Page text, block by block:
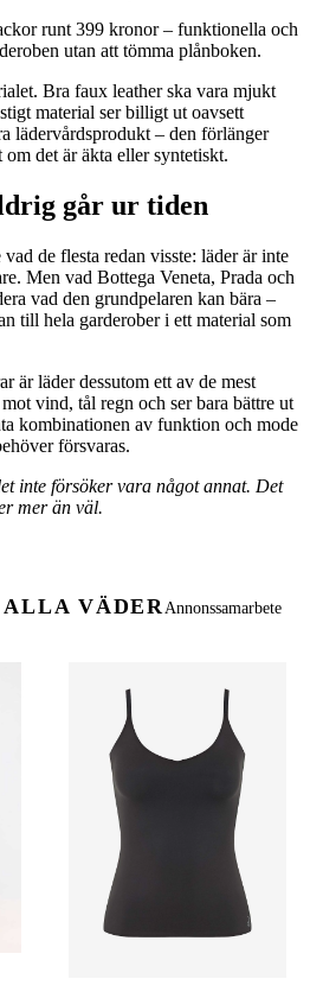
runt 399 kronor – funktionella och
utan att tömma plånboken.
Bra faux leather ska vara mjukt
material ser billigt ut oavsett
lädervårdsprodukt – den förlänger
det är äkta eller syntetiskt.
går ur tiden
de flesta redan visste: läder är inte
Men vad Bottega Veneta, Prada och
vad den grundpelaren kan bära –
till hela garderober i ett material som
är läder dessutom ett av de mest
vind, tål regn och ser bara bättre ut
kombinationen av funktion och mode
försvaras.
inte försöker vara något annat. Det
mer än väl.
VÄDER Annonssamarbete